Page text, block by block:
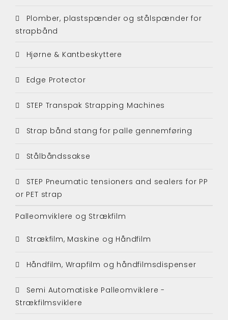
Plomber, plastspænder og stålspænder for
strapbånd
Hjørne & Kantbeskyttere
Edge Protector
STEP Transpak Strapping Machines
Strap bånd stang for palle gennemføring
Stålbåndssakse
STEP Pneumatic tensioners and sealers for PP
or PET strap
Palleomviklere og Strækfilm
Strækfilm, Maskine og Håndfilm
Håndfilm, Wrapfilm og håndfilmsdispenser
Semi Automatiske Palleomviklere -
Strækfilmsviklere